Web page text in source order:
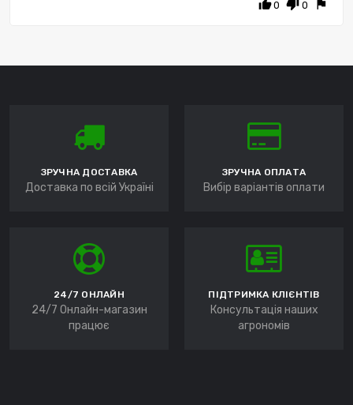
thumb_up0 thumb_down 0 flag
ЗРУЧНА ДОСТАВКА
Доставка по всій Україні
ЗРУЧНА ОПЛАТА
Вибір варіантів оплати
24/7 ОНЛАЙН
24/7 Онлайн-магазин
працює
ПІДТРИМКА КЛІЄНТІВ
Консультація наших
агрономів